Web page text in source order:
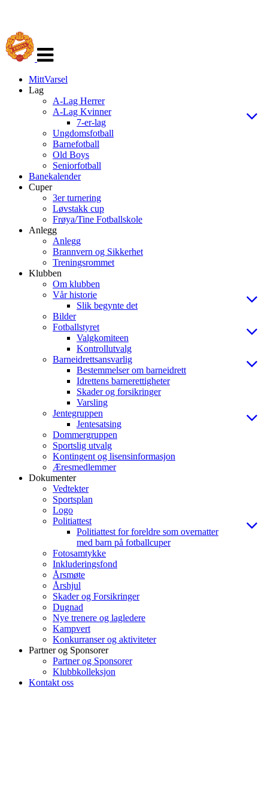
navigasjon
MittVarsel
Lag
A-Lag Herrer
A-Lag Kvinner
7-er-lag
Ungdomsfotball
Barnefotball
Old Boys
Seniorfotball
Banekalender
Cuper
3er turnering
Løvstakk cup
Frøya/Tine Fotballskole
Anlegg
Anlegg
Brannvern og Sikkerhet
Treningsrommet
Klubben
Om klubben
Vår historie
Slik begynte det
Bilder
Fotballstyret
Valgkomiteen
Kontrollutvalg
Barneidrettsansvarlig
Bestemmelser om barneidrett
Idrettens barnerettigheter
Skader og forsikringer
Varsling
Jentegruppen
Jentesatsing
Dommergruppen
Sportslig utvalg
Kontingent og lisensinformasjon
Æresmedlemmer
Dokumenter
Vedtekter
Sportsplan
Logo
Politiattest
Politiattest for foreldre som overnatter
med barn på fotballcuper
Fotosamtykke
Inkluderingsfond
Årsmøte
Årshjul
Skader og Forsikringer
Dugnad
Nye trenere og lagledere
Kampvert
Konkurranser og aktiviteter
Partner og Sponsorer
Partner og Sponsorer
Klubbkolleksjon
Kontakt oss